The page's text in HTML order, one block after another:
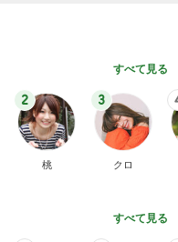
すべて見る
2
桃
3
クロ
すべて見る